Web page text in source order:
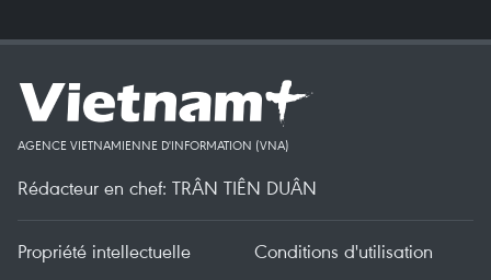
AGENCE VIETNAMIENNE D'INFORMATION (VNA)
Rédacteur en chef: TRÂN TIÊN DUÂN
Propriété intellectuelle
Conditions d'utilisation